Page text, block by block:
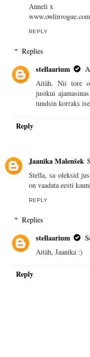
Anneli x
www.owlinvogue.com
REPLY
Replies
stellaarium
Aitäh. Nii tore
justkui
tundsin korraks
Reply
Jaanika Malenšek
Stella, sa oleksid
on vaadata eesti
REPLY
Replies
stellaarium
Aitäh, Jaanika :)
Reply